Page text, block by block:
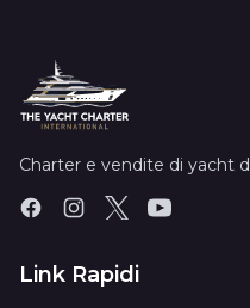
Charter e vendite di yacht
Link Rapidi